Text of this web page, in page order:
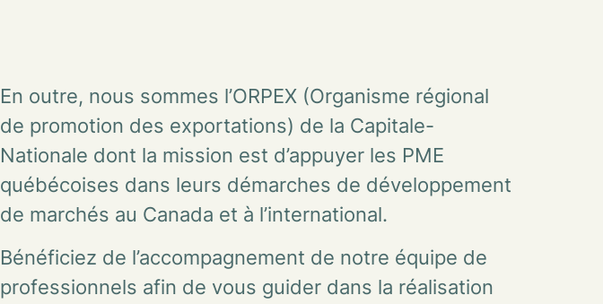
En outre, nous sommes l’ORPEX (Organisme régional
de promotion des exportations) de la Capitale-
Nationale dont la mission est d’appuyer les PME
québécoises dans leurs démarches de développement
de marchés au Canada et à l’international.
Bénéficiez de l’accompagnement de notre équipe de
professionnels afin de vous guider dans la réalisation